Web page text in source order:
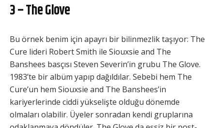
3 – The Glove
Bu örnek benim için apayrı bir bilinmezlik taşıyor: The
Cure lideri Robert Smith ile Siouxsie and The
Banshees basçısı Steven Severin’in grubu The Glove.
1983’te bir albüm yapıp dağıldılar. Sebebi hem The
Cure’un hem Siouxsie and The Banshees’in
kariyerlerinde ciddi yükselişte olduğu dönemde
olmaları olabilir. Üyeler sonradan kendi gruplarına